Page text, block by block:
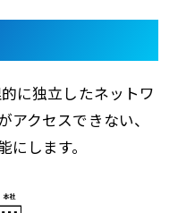
に独立したネットワ
クセスできない、
します。